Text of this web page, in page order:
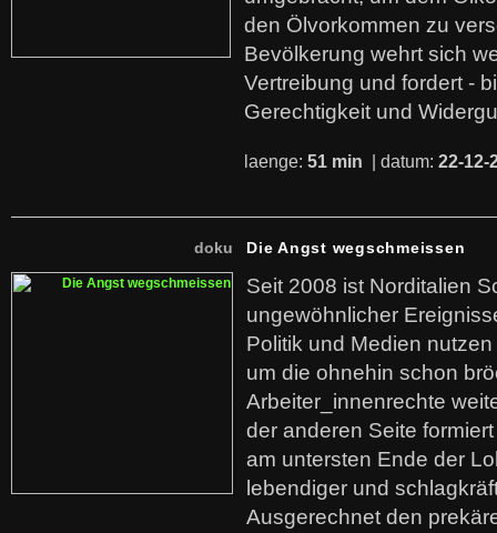
den Ölvorkommen zu
Bevölkerung wehrt sich
Vertreibung und fordert -
Gerechtigkeit und
laenge: 51 min | datum: 22-12-
doku Die Angst wegschmeissen
Seit 2008 ist Norditalien
ungewöhnlicher
Politik und Medien
um die ohnehin schon
Arbeiter_innenrechte
der anderen Seite
am untersten Ende der
lebendiger und
Ausgerechnet den